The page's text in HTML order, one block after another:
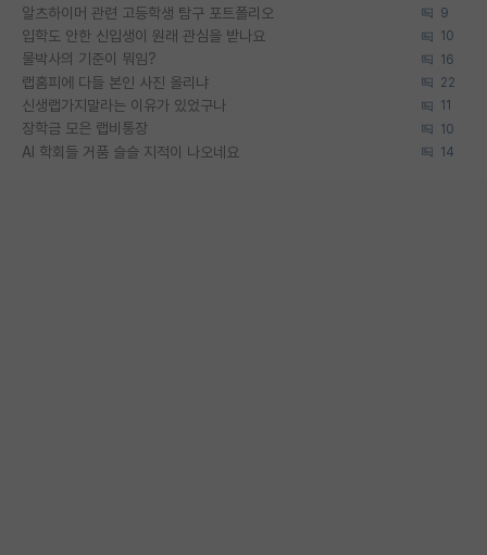
알츠하이머 관련 고등학생 탐구 포트폴리오 9
입학도 안한 신입생이 원래 관심을 받나요 10
물박사의 기준이 뭐임? 16
랩홈피에 다들 본인 사진 올리냐 22
신생랩가지말라는 이유가 있었구나 11
장학금 모은 랩비통장 10
AI 학회들 거품 슬슬 지적이 나오네요 14